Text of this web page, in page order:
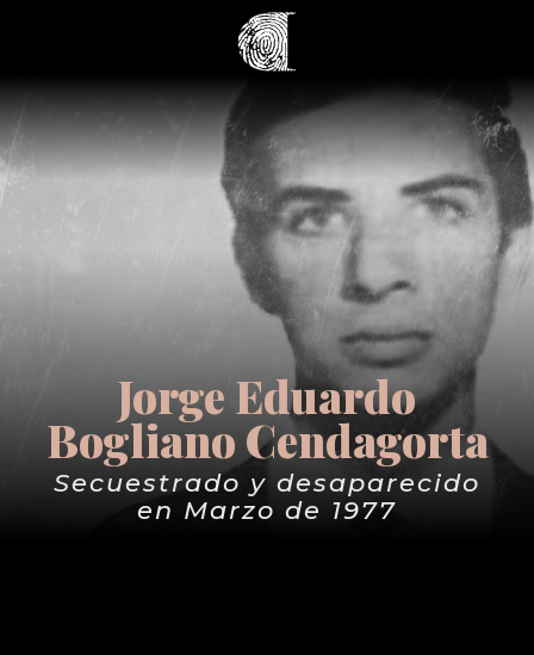
Jorge Eduardo
Bogliano Cendagorta
Secuestrado y desaparecido
en Marzo de 1977